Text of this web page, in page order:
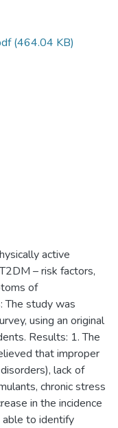
(464.04 KB)
active
– risk factors,
of
The study was
using an original
Results: 1. The
that improper
lack of
chronic stress
in the incidence
to identify